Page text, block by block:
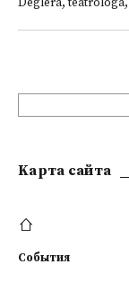
Deglera,
Kарта сайта
События